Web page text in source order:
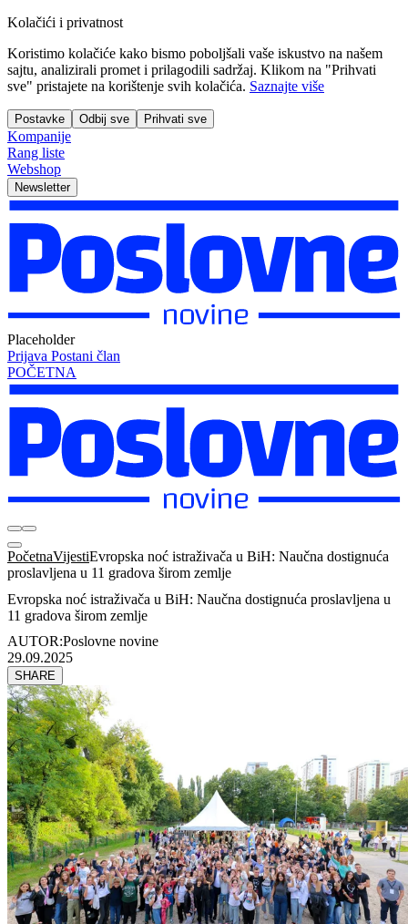
Kolačići i privatnost
Koristimo kolačiće kako bismo poboljšali vaše iskustvo na našem
sajtu, analizirali promet i prilagodili sadržaj. Klikom na "Prihvati
sve" pristajete na korištenje svih kolačića. Saznajte više
Postavke Odbij sve Prihvati sve
Kompanije
Rang liste
Webshop
Newsletter
Placeholder
Prijava Postani član
POČETNA
PočetnaVijestiEvropska noć istraživača u BiH: Naučna dostignuća
proslavljena u 11 gradova širom zemlje
Evropska noć istraživača u BiH: Naučna dostignuća proslavljena u
11 gradova širom zemlje
AUTOR:Poslovne novine
29.09.2025
SHARE